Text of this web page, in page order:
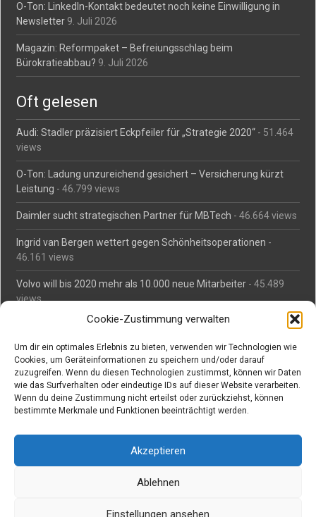
Cookie-Zustimmung verwalten
Um dir ein optimales Erlebnis zu bieten, verwenden wir Technologien wie
Cookies, um Geräteinformationen zu speichern und/oder darauf
zuzugreifen. Wenn du diesen Technologien zustimmst, können wir Daten
wie das Surfverhalten oder eindeutige IDs auf dieser Website verarbeiten.
Wenn du deine Zustimmung nicht erteilst oder zurückziehst, können
bestimmte Merkmale und Funktionen beeinträchtigt werden.
Akzeptieren
Ablehnen
Einstellungen ansehen
O-Ton: LinkedIn-Kontakt bedeutet noch keine Einwilligung in
Newsletter 9. Juli 2026
Magazin: Reformpaket – Befreiungsschlag beim
Bürokratieabbau? 9. Juli 2026
Oft gelesen
Audi: Stadler präzisiert Eckpfeiler für „Strategie 2020“ - 51.464
views
O-Ton: Ladung unzureichend gesichert – Versicherung kürzt
Leistung - 46.799 views
Daimler sucht strategischen Partner für MBTech - 46.664 views
Ingrid van Bergen wettert gegen Schönheitsoperationen -
46.161 views
Volvo will bis 2020 mehr als 10.000 neue Mitarbeiter - 45.489
views
Mäßiges Interesse an Daimlers MBtech- 44.716 views
O-Ton: Wer muss Schaden für abgedriftete Silvesterraketen
zahlen? - 42.373 views
Kollegengespräch: Urteile zum Grillen- 42.063 views
Suchen bei Vorabs